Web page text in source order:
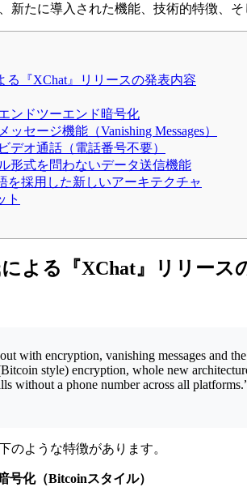
新たに導入された機能、技術的特徴、
る『XChat』リリースの発表内容
ンドツーエンド暗号化
セージ機能（Vanishing Messages）
オ通話（電話番号不要）
形式を問わないデータ送信機能
を採用した新しいアーキテクチャ
ト
よる『XChat』リリース
with encryption, vanishing messages and
style) encryption, whole new
without a phone number across all
のような特徴があります。
号化（Bitcoinスタイル）